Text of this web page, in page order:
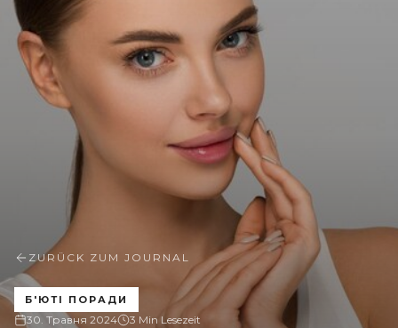
ZURÜCK ZUM JOURNAL
Б'ЮТІ ПОРАДИ
30. Травня 2024 3 Min Lesezeit